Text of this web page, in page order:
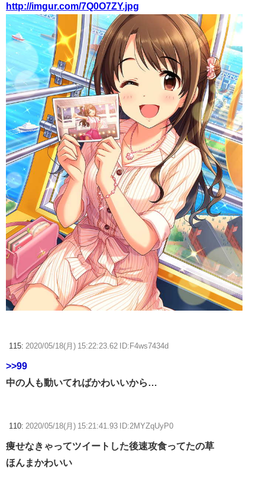
http://imgur.com/7Q0O7ZY.jpg
115: 2020/05/18(月) 15:22:23.62 ID:F4ws7434d
>>99
中の人も動いてればかわいいから…
110: 2020/05/18(月) 15:21:41.93 ID:2MYZqUyP0
痩せなきゃってツイートした後速攻食ってたの草
ほんまかわいい